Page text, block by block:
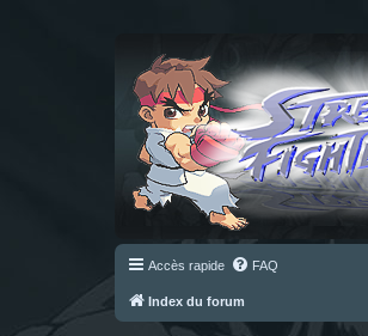
Accès rapide FAQ
Index du forum